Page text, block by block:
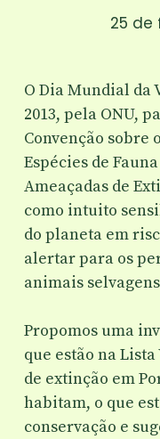
25 de
O Dia Mundial da
2013, pela ONU,
Convenção sobre
Espécies de
Ameaçadas de
como intuito
do planeta em
alertar para os
animais
Propomos uma
que estão na
de extinção em
habitam, o que
conservação e